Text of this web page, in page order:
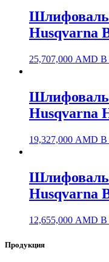
Husqvarna
25,707,000 AMD В
Husqvarna
19,327,000 AMD В
Husqvarna
12,655,000 AMD В
Продукция